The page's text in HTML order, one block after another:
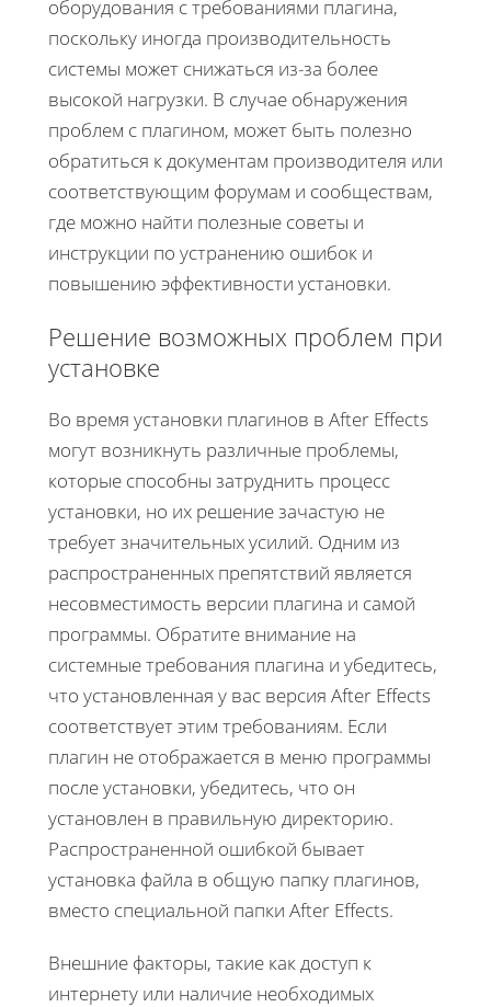
оборудования с требованиями плагина,
поскольку иногда производительность
системы может снижаться из-за более
высокой нагрузки. В случае обнаружения
проблем с плагином, может быть полезно
обратиться к документам производителя или
соответствующим форумам и сообществам,
где можно найти полезные советы и
инструкции по устранению ошибок и
повышению эффективности установки.
Решение возможных проблем при
установке
Во время установки плагинов в After Effects
могут возникнуть различные проблемы,
которые способны затруднить процесс
установки, но их решение зачастую не
требует значительных усилий. Одним из
распространенных препятствий является
несовместимость версии плагина и самой
программы. Обратите внимание на
системные требования плагина и убедитесь,
что установленная у вас версия After Effects
соответствует этим требованиям. Если
плагин не отображается в меню программы
после установки, убедитесь, что он
установлен в правильную директорию.
Распространенной ошибкой бывает
установка файла в общую папку плагинов,
вместо специальной папки After Effects.
Внешние факторы, такие как доступ к
интернету или наличие необходимых